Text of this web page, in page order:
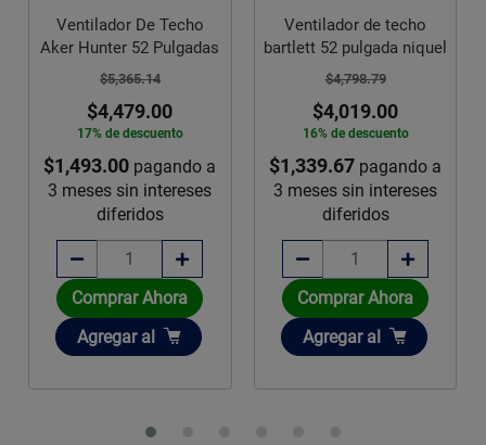
Ventilador De Techo
Aker Hunter 52 Pulgadas
$5,365.14
$4,479.00
17% de descuento
$1,493.00 pagando a
3 meses sin intereses
diferidos
Comprar Ahora
Añadir
Agregar al
Ventilador de techo
bartlett 52 pulgada niquel
$4,798.79
$4,019.00
16% de descuento
$1,339.67 pagando a
3 meses sin intereses
diferidos
Comprar Ahora
Añadir
Agregar al